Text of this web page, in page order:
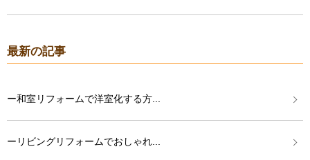
最新の記事
ー和室リフォームで洋室化する方...
ーリビングリフォームでおしゃれ...